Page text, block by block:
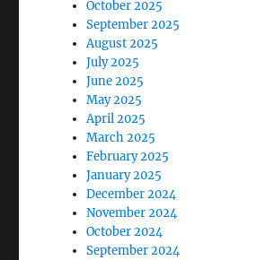
October 2025
September 2025
August 2025
July 2025
June 2025
May 2025
April 2025
March 2025
February 2025
January 2025
December 2024
November 2024
October 2024
September 2024